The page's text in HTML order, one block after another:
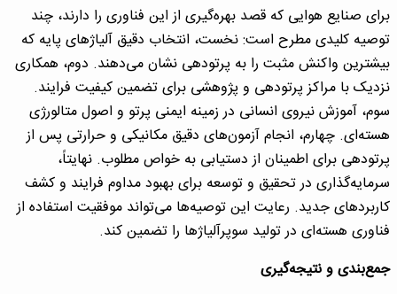
برای صنایع هوایی که قصد بهره‌گیری از این فناوری را دارند، چند
توصیه کلیدی مطرح است: نخست، انتخاب دقیق آلیاژهای پایه که
بیشترین واکنش مثبت را به پرتودهی نشان می‌دهند. دوم، همکاری
نزدیک با مراکز پرتودهی و پژوهشی برای تضمین کیفیت فرایند.
سوم، آموزش نیروی انسانی در زمینه ایمنی پرتو و اصول متالورژی
هسته‌ای. چهارم، انجام آزمون‌های دقیق مکانیکی و حرارتی پس از
پرتودهی برای اطمینان از دستیابی به خواص مطلوب. نهایتاً،
سرمایه‌گذاری در تحقیق و توسعه برای بهبود مداوم فرایند و کشف
کاربردهای جدید. رعایت این توصیه‌ها می‌تواند موفقیت استفاده از
فناوری هسته‌ای در تولید سوپرآلیاژها را تضمین کند.
جمع‌بندی و نتیجه‌گیری